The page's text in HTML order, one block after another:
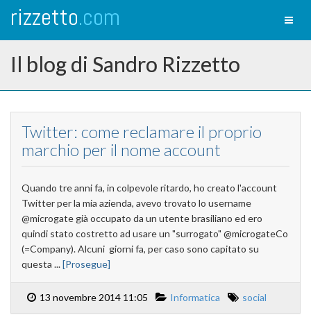
rizzetto.com
Il blog di Sandro Rizzetto
Twitter: come reclamare il proprio
marchio per il nome account
Quando tre anni fa, in colpevole ritardo, ho creato l'account
Twitter per la mia azienda, avevo trovato lo username
@microgate già occupato da un utente brasiliano ed ero
quindi stato costretto ad usare un "surrogato" @microgateCo
(=Company). Alcuni giorni fa, per caso sono capitato su
questa ...[Prosegue]
13 novembre 2014 11:05 Informatica social